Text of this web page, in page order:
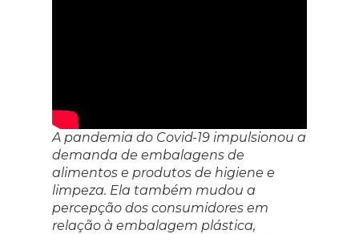
A pandemia do Covid-19 impulsionou a
demanda de embalagens de
alimentos e produtos de higiene e
limpeza. Ela também mudou a
percepção dos consumidores em
relação à embalagem plástica,